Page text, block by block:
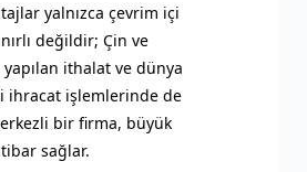
yalnızca çevrim içi
değildir; Çin ve
yapılan ithalat ve dünya
ihracat işlemlerinde de
bir firma, büyük
sağlar.